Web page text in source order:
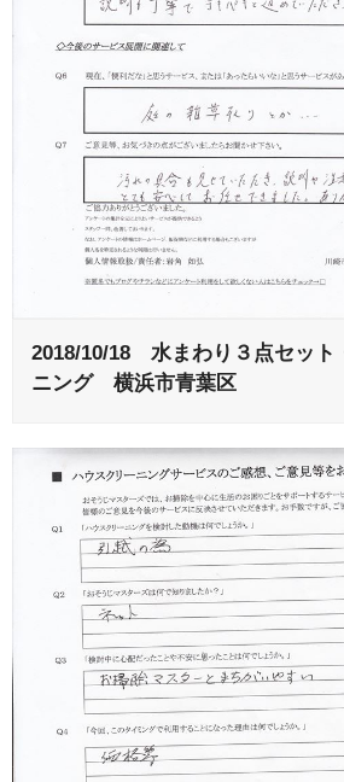
2018/10/18 水まわり３点セット
ニング 横浜市青葉区